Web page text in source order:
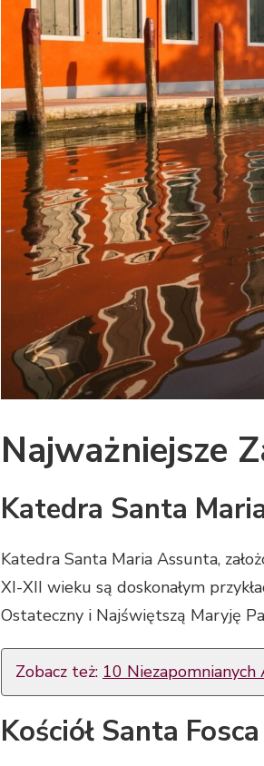
Najważniejsze
Katedra Santa
Katedra Santa Maria Assunta,
XI-XII wieku są doskonałym
Ostateczny i Najświętszą Maryję
Zobacz też: 10
Kościół Santa Fosca